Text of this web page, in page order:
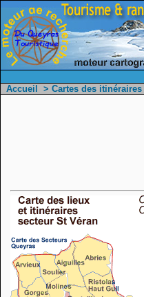
Accueil
> Cartes des itinéraires